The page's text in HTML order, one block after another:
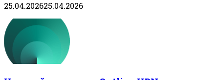
25.04.202625.04.2026